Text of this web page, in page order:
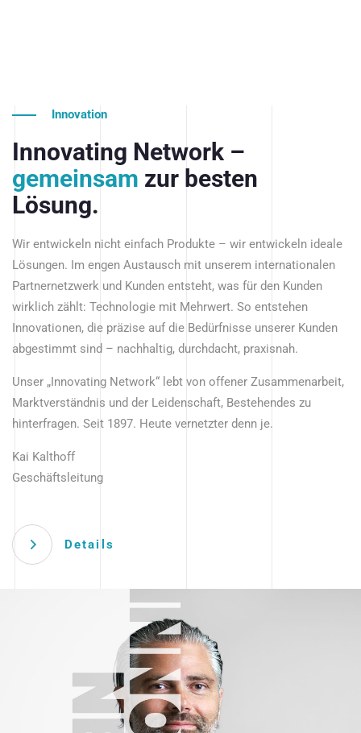
Innovation
Innovating Network –
gemeinsam zur besten
Lösung.
Wir entwickeln nicht einfach Produkte – wir entwickeln ideale
Lösungen. Im engen Austausch mit unserem internationalen
Partnernetzwerk und Kunden entsteht, was für den Kunden
wirklich zählt: Technologie mit Mehrwert. So entstehen
Innovationen, die präzise auf die Bedürfnisse unserer Kunden
abgestimmt sind – nachhaltig, durchdacht, praxisnah.
Unser „Innovating Network“ lebt von offener Zusammenarbeit,
Marktverständnis und der Leidenschaft, Bestehendes zu
hinterfragen. Seit 1897. Heute vernetzter denn je.
Kai Kalthoff
Geschäftsleitung
Details